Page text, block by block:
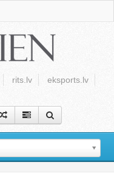
rits.lv
eksports.lv